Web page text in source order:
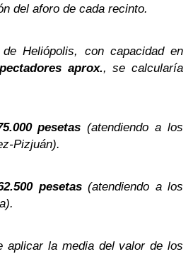
del aforo de cada recinto.
Heliópolis, con capacidad en
aprox., se calcularía
pesetas (atendiendo a los
Pizjuán).
pesetas(atendiendo a los
aplicar la media del valor de los